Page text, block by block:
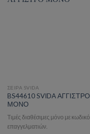
ΣΕΙΡΑ SVIDA
BS44610 SVIDA ΑΓΓΙΣΤΡΟ
ΜΟΝΟ
Τιμές διαθέσιμες μόνο με κωδικό
επαγγελματιών.